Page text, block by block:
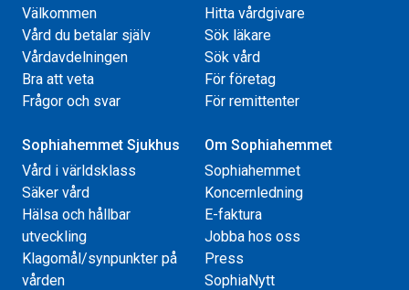
Välkommen
Vård du betalar själv
Vårdavdelningen
Bra att veta
Frågor och svar
Hitta vårdgivare
Sök läkare
Sök vård
För företag
För remittenter
Sophiahemmet Sjukhus
Vård i världsklass
Säker vård
Hälsa och hållbar
utveckling
Klagomål/synpunkter på
vården
Om Sophiahemmet
Sophiahemmet
Koncernledning
E-faktura
Jobba hos oss
Press
SophiaNytt